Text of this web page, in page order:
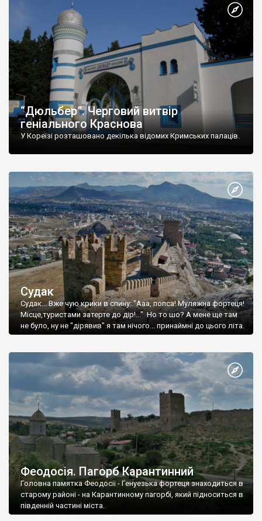
“Дюльбер”. Черговий витвір
геніального Краснова
У Кореїзі розташовано декілька відомих Кримських палаців.
Судак
Судак... Вже чую крики в спину: "Ааа, попса! Муляжна фортеця!
Місце,туристами затерте до дір!..." Но то шо? А мене ще там
не було, ну не "дірявив" я там нічого... принаймні до цього літа.
Феодосія. Пагорб Карантинний
Головна памятка Феодосії - Генуезька фортеця знаходиться в
старому районі - на Карантинному пагорбі, який підноситься в
південній частині міста.